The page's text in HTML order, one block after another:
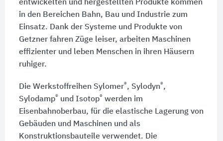
entwickelten und hergestellten Produkte kommen
in den Bereichen Bahn, Bau und Industrie zum
Einsatz. Dank der Systeme und Produkte von
Getzner fahren Züge leiser, arbeiten Maschinen
effizienter und leben Menschen in ihren Häusern
ruhiger.
Die Werkstoffreihen Sylomer®, Sylodyn®,
Sylodamp® und Isotop® werden im
Eisenbahnoberbau, für die elastische Lagerung von
Gebäuden und Maschinen und als
Konstruktionsbauteile verwendet. Die